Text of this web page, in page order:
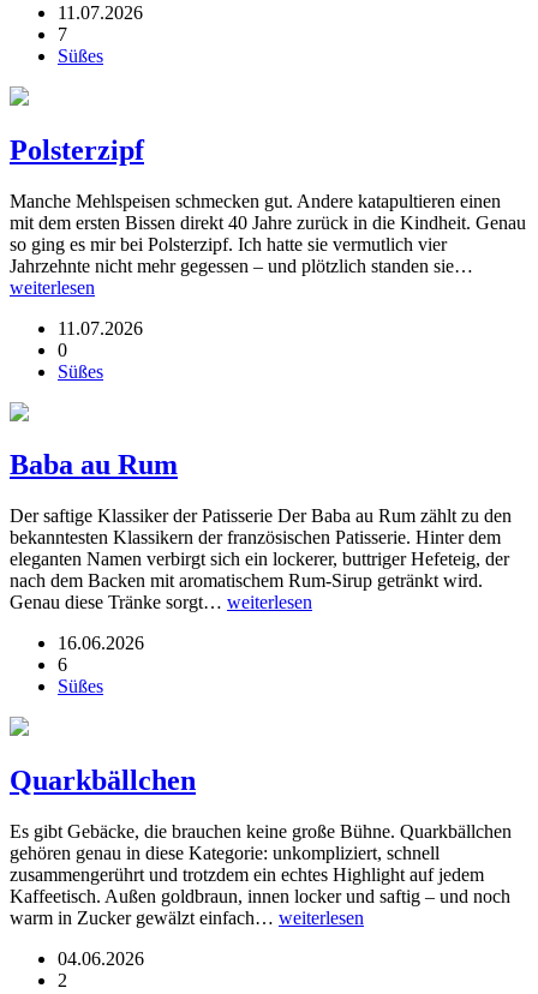
11.07.2026
7
Süßes
Polsterzipf
Manche Mehlspeisen schmecken gut. Andere katapultieren einen
mit dem ersten Bissen direkt 40 Jahre zurück in die Kindheit. Genau
so ging es mir bei Polsterzipf. Ich hatte sie vermutlich vier
Jahrzehnte nicht mehr gegessen – und plötzlich standen sie…
weiterlesen
11.07.2026
0
Süßes
Baba au Rum
Der saftige Klassiker der Patisserie Der Baba au Rum zählt zu den
bekanntesten Klassikern der französischen Patisserie. Hinter dem
eleganten Namen verbirgt sich ein lockerer, buttriger Hefeteig, der
nach dem Backen mit aromatischem Rum-Sirup getränkt wird.
Genau diese Tränke sorgt… weiterlesen
16.06.2026
6
Süßes
Quarkbällchen
Es gibt Gebäcke, die brauchen keine große Bühne. Quarkbällchen
gehören genau in diese Kategorie: unkompliziert, schnell
zusammengerührt und trotzdem ein echtes Highlight auf jedem
Kaffeetisch. Außen goldbraun, innen locker und saftig – und noch
warm in Zucker gewälzt einfach… weiterlesen
04.06.2026
2